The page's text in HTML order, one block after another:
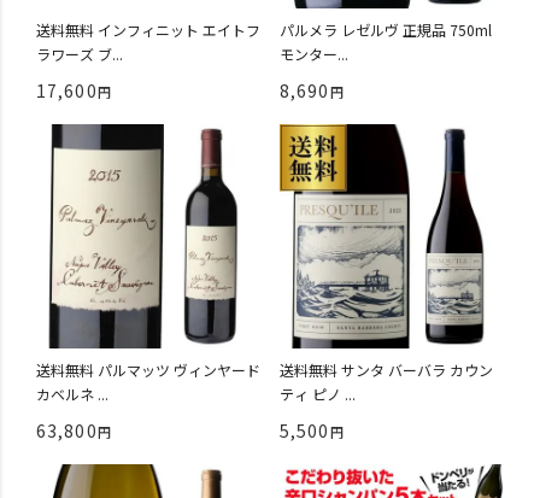
送料無料 インフィニット エイトフ
ラワーズ ブ...
17,600
パルメラ レゼルヴ 正規品 750ml
モンター...
8,690
送料無料 パルマッツ ヴィンヤード
カベルネ ...
63,800
送料無料 サンタ バーバラ カウン
ティ ピノ ...
5,500